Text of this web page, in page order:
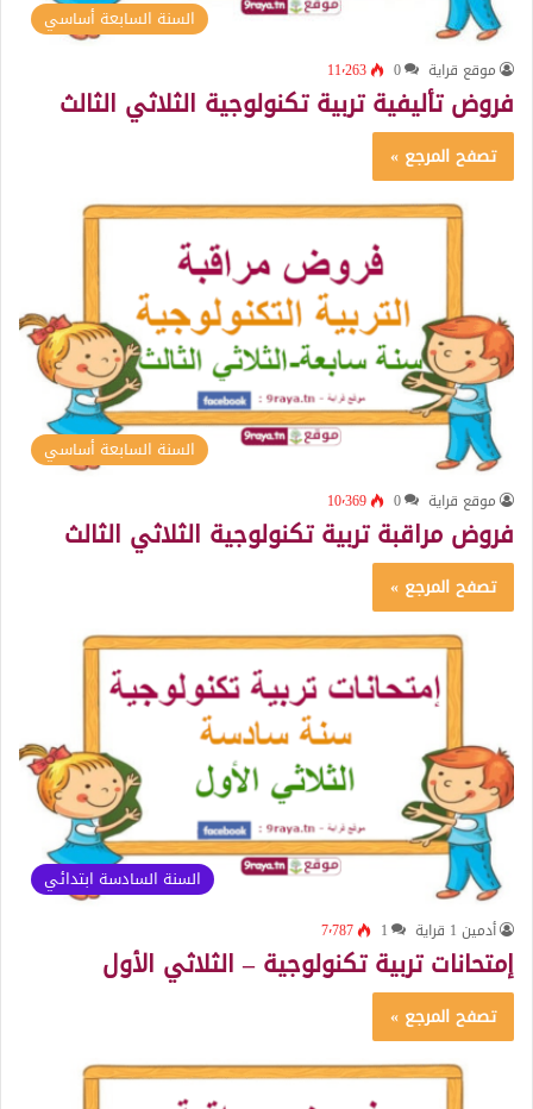
السنة السابعة أساسي
موقع قراية 0 11٬263
فروض تأليفية تربية تكنولوجية الثلاثي الثالث
تصفح المرجع »
السنة السابعة أساسي
موقع قراية 0 10٬369
فروض مراقبة تربية تكنولوجية الثلاثي الثالث
تصفح المرجع »
السنة السادسة ابتدائي
أدمين 1 قراية 1 7٬787
إمتحانات تربية تكنولوجية – الثلاثي الأول
تصفح المرجع »